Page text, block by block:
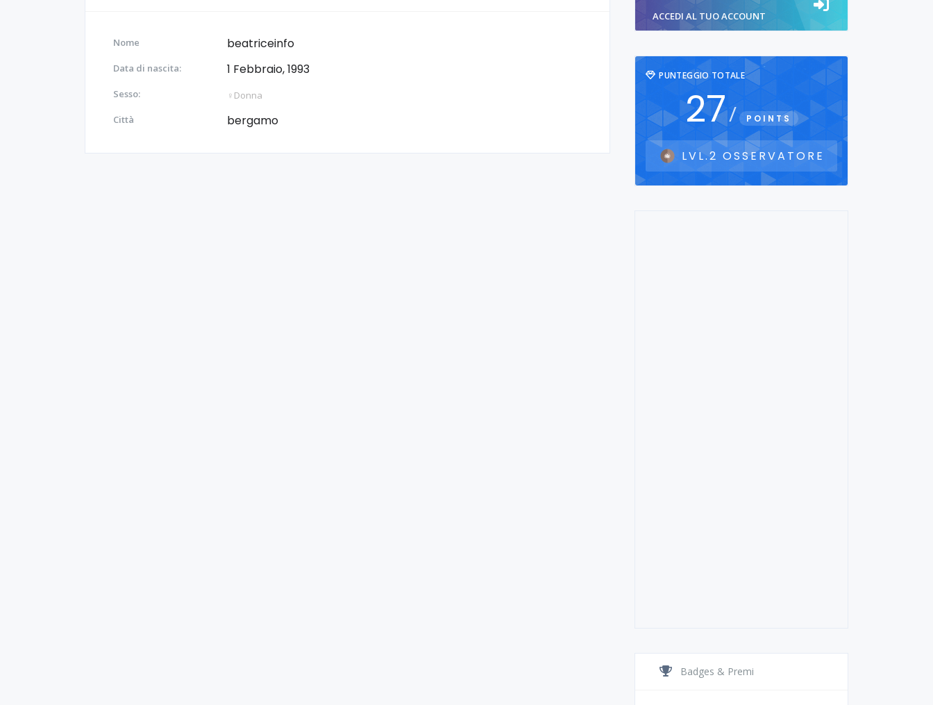
Nome beatriceinfo
Data di nascita: 1 Febbraio, 1993
Sesso:
♀️Donna
Città
bergamo
ACCEDI AL TUO ACCOUNT
PUNTEGGIO TOTALE
27/ POINTS
LVL.2 OSSERVATORE
Badges & Premi